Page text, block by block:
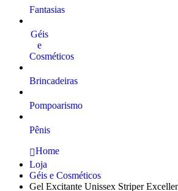
Fantasias
Géis
e
Cosméticos
Brincadeiras
Pompoarismo
Pênis
Home
Loja
Géis e Cosméticos
Gel Excitante Unissex Striper